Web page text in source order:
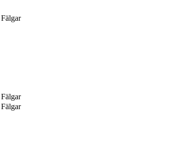
Fälgar
Fälgar
Fälgar